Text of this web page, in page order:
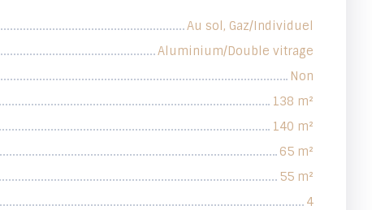
Au sol, Gaz/Individuel
Aluminium/Double vitrage
Non
138 m²
140 m²
65 m²
55 m²
4